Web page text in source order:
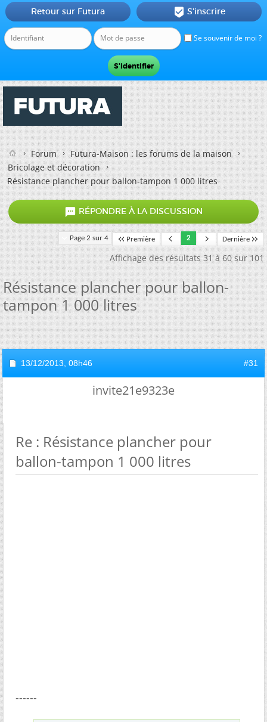
Se souvenir de moi ?
Retour sur Futura  S'inscrire
Forum
Futura-Maison : les forums de la maison
Bricolage et décoration
Résistance plancher pour ballon-tampon 1 000 litres
 RÉPONDRE À LA DISCUSSION
Page 2 sur 4 Première 2 Dernière
Affichage des résultats 31 à 60 sur 101
Résistance plancher pour ballon-
tampon 1 000 litres
13/12/2013, 08h46 #31
invite21e9323e
Re : Résistance plancher pour
ballon-tampon 1 000 litres
------